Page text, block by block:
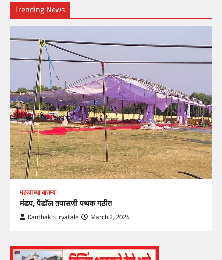
Trending News
महत्वाच्या बातम्या
मंडप, पेंडॉल तपासणी पथक गठीत
Kanthak Suryatale March 2, 2024